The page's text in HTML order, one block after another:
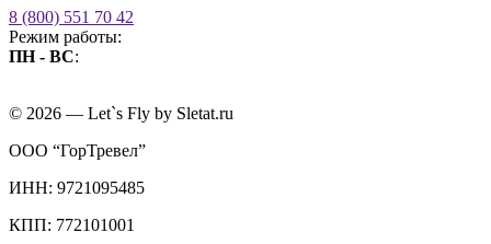
8 (800) 551 70 42
Режим работы:
ПН - ВС:
© 2026 — Let`s Fly by Sletat.ru
ООО “ГорТревел”
ИНН: 9721095485
КПП: 772101001